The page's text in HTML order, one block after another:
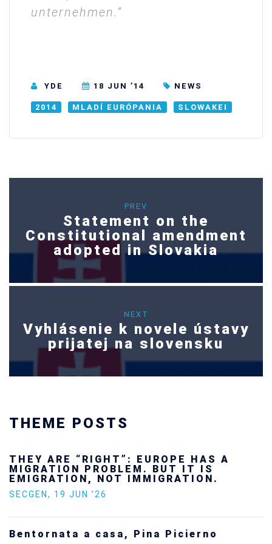
unternehmen.”
YDE 18 JUN ’14 NEWS
2014 MLADÍ EURÓPANIA SLOWAKEI
PREV
Statement on the
Constitutional amendment
adopted in Slovakia
NEXT
Vyhlásenie k novele ústavy
prijatej na slovensku
THEME POSTS
EUROPE HAS A
PROBLEM. BUT IT IS
NOT IMMIGRATION.
’26
casa, Pina Picierno
Ukraine’s
future —
SECGEN
Europe